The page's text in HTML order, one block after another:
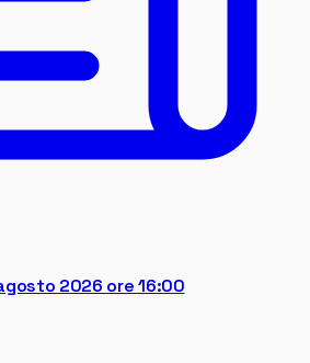
2026 ore 16:00